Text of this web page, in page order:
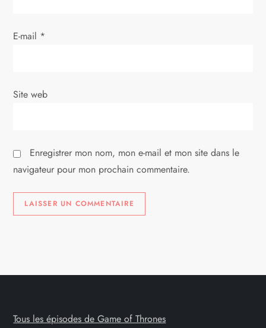
E-mail *
Site web
Enregistrer mon nom, mon e-mail et mon site dans le
navigateur pour mon prochain commentaire.
Tous les épisodes de Game of Thrones